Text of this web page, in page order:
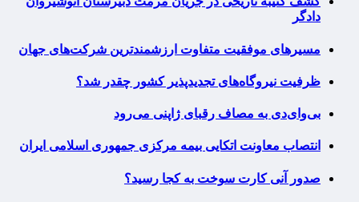
دادگر
مسیرهای موفقیت متفاوت ارزشمندترین شرکت‌های جهان
ظرفیت نیروگاه‌های تجدیدپذیر کشور چقدر شد؟
بی‌وای‌دی به مصاف رقبای ژاپنی می‌رود
انتصاب معاونت اتکایی بیمه مرکزی جمهوری اسلامی ایران
صدور آنی کارت سوخت به کجا رسید؟